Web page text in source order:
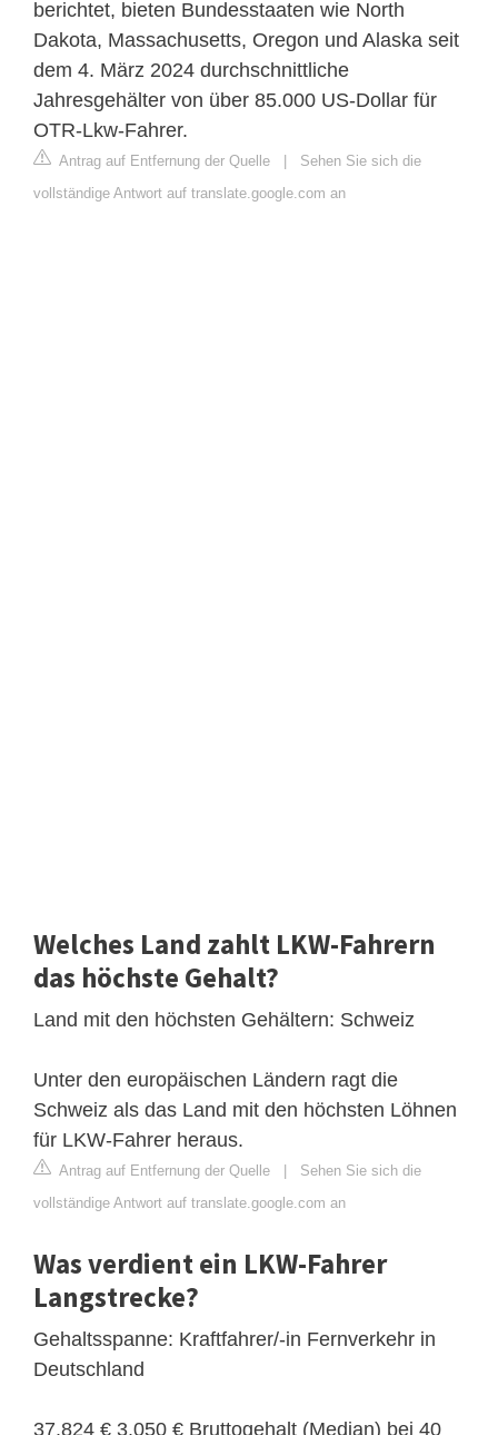
berichtet, bieten Bundesstaaten wie North
Dakota, Massachusetts, Oregon und Alaska seit
dem 4. März 2024 durchschnittliche
Jahresgehälter von über 85.000 US-Dollar für
OTR-Lkw-Fahrer.
Antrag auf Entfernung der Quelle | Sehen Sie sich die
vollständige Antwort auf translate.google.com an
Welches Land zahlt LKW-Fahrern
das höchste Gehalt?
Land mit den höchsten Gehältern: Schweiz
Unter den europäischen Ländern ragt die
Schweiz als das Land mit den höchsten Löhnen
für LKW-Fahrer heraus.
Antrag auf Entfernung der Quelle | Sehen Sie sich die
vollständige Antwort auf translate.google.com an
Was verdient ein LKW-Fahrer
Langstrecke?
Gehaltsspanne: Kraftfahrer/-in Fernverkehr in
Deutschland
37.824 € 3.050 € Bruttogehalt (Median) bei 40